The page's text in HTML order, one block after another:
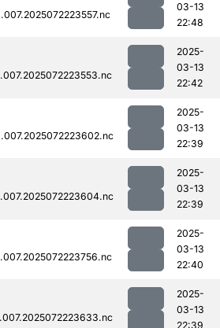
03-13
22:48
2025-
03-13
22:42
2025-
03-13
22:39
2025-
03-13
22:39
2025-
03-13
22:40
2025-
03-13
22:39